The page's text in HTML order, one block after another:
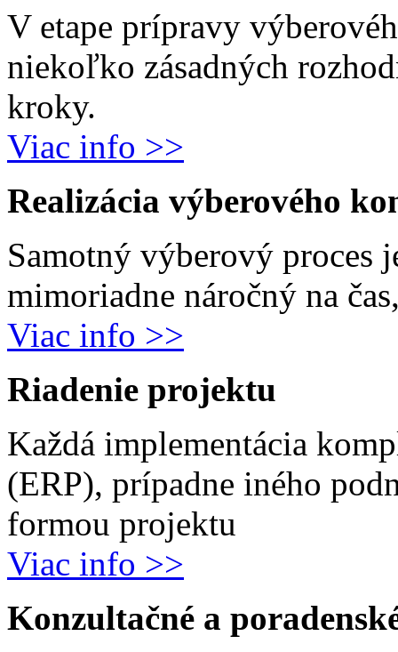
V etape prípravy
niekoľko zásadných
kroky.
Viac info >>
Realizácia výberového
Samotný výberový proces
mimoriadne náročný na
Viac info >>
Riadenie projektu
Každá implementácia
(ERP), prípadne iného
formou projektu
Viac info >>
Konzultačné a